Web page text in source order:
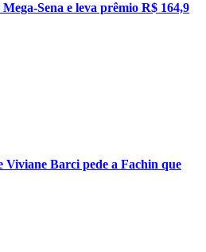
Sena e leva prêmio R$ 164,9
Viviane Barci pede a Fachin que